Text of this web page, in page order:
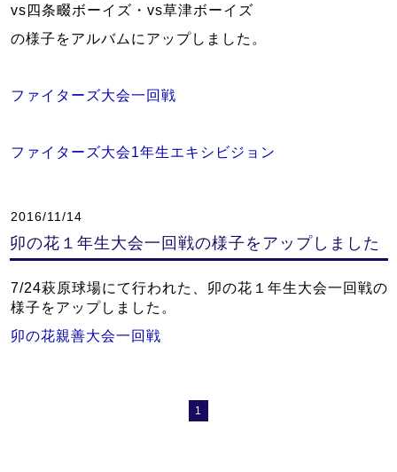
vs四条畷ボーイズ・vs草津ボーイズ
の様子をアルバムにアップしました。
ファイターズ大会一回戦
ファイターズ大会1年生エキシビジョン
2016/11/14
卯の花１年生大会一回戦の様子をアップしました
7/24萩原球場にて行われた、卯の花１年生大会一回戦の
様子をアップしました。
卯の花親善大会一回戦
1